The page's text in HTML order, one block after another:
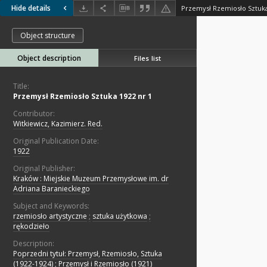
Hide details Przemysł Rzemiosło
Object structure
Object description Files list
Title:
Przemysł Rzemiosło Sztuka 1922 nr 1
Contributor:
Witkiewicz, Kazimierz. Red.
Original Publication Date:
1922
Original Publisher:
Kraków : Miejskie Muzeum Przemysłowe im. dr
Adriana Baranieckiego
Subject and Keywords:
rzemiosło artystyczne ; sztuka użytkowa ;
rękodzieło
Description:
Poprzedni tytuł: Przemysł, Rzemiosło, Sztuka
(1922-1924) ; Przemysł i Rzemiosło (1921)